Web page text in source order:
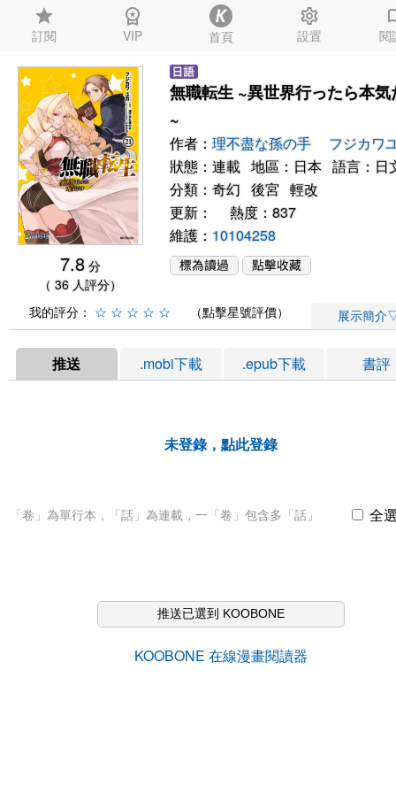
star
訂閱
workspace_premium
VIP 首頁
settings
設置 閱
7.8 分
（ 36 人評分）
無職転生 ~異世界行ったら本気
~
作者： 理不盡な孫の手
フジカワ
狀態：連載 地區：日本 語言：日
分類： 奇幻 後宮 輕改
更新： 熱度：837
維護： 10104258
我的評分： ☆ ☆ ☆ ☆ ☆ （點擊星號評價） 展示簡介
推送 .mobi下載 .epub下載 書評
未登錄，點此登錄
「卷」為單行本，「話」為連載，一「卷」包含多「話」 全
推送已選到 KOOBONE
KOOBONE 在線漫畫閱讀器